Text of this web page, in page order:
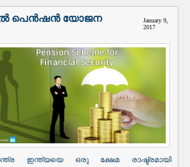
പെൻഷൻ യോജന
January 9,
2017
ഇന്ത്യയെ ഒരു ക്ഷേമ രാഷ്ട്രമായി